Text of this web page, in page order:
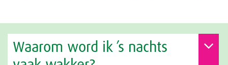
Waarom word ik ’s nachts